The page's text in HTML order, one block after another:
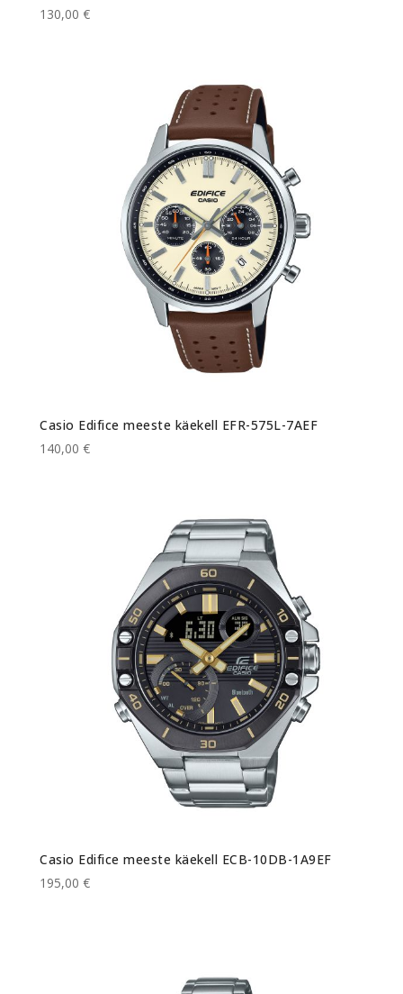
130,00 €
Casio Edifice meeste käekell EFR-575L-7AEF
140,00 €
Casio Edifice meeste käekell ECB-10DB-1A9EF
195,00 €